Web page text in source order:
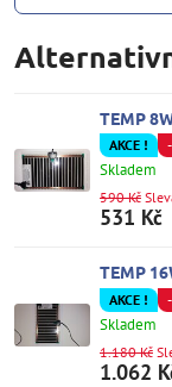
TEMP
AKCE !
Skladem
531 Kč
590 Kč
TEMP
AKCE !
Skladem
1.062
1.180 Kč